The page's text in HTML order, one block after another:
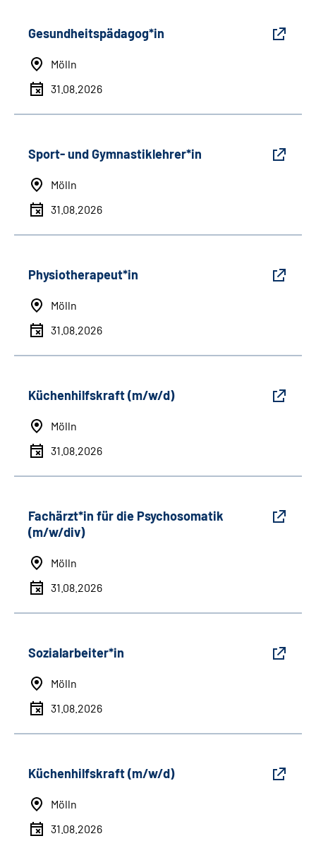
Gesundheitspädagog*in
Mölln
31.08.2026
Sport- und Gymnastiklehrer*in
Mölln
31.08.2026
Physiotherapeut*in
Mölln
31.08.2026
Küchenhilfskraft (m/w/d)
Mölln
31.08.2026
Fachärzt*in für die Psychosomatik
(m/w/div)
Mölln
31.08.2026
Sozialarbeiter*in
Mölln
31.08.2026
Küchenhilfskraft (m/w/d)
Mölln
31.08.2026